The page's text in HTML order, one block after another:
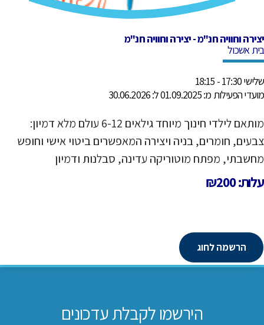
יצירה וחוויה חנ"מ - יצירה וחוויה חנ"מ
בית אשכול
שלישי 17:30 - 18:15
מועדי הפעילות מ: 01.09.2025 ל: 30.06.2026
מותאם לילדי חינוך מיוחד גילאים 6-12 עולם מלא דמיון:
צבעים, חומרים, בניה ויצירה המאפשרים ביטוי אישי וחופש
מחשבתי, מפתח מוטוריקה עדינה, סבלנות ודמיון
עלות: ₪200
הרשמה לחוג
הירשמו לקבלת עדכונים